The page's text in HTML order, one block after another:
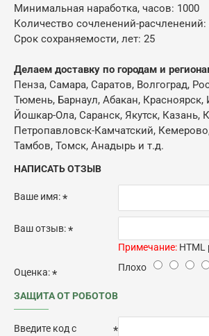
Минимальная наработка, часов: 1000
Количество сочленений-расчленений:
Срок сохраняемости, лет: 25
Делаем доставку по городам и
Пенза, Самара, Саратов, Волгоград,
Тюмень, Барнаул, Абакан,
Йошкар-Ола, Саранск, Якутск,
Петропавловск-Камчатский,
Тамбов, Томск, Анадырь и т.д.
НАПИСАТЬ ОТЗЫВ
Ваше имя:
Ваш отзыв:
Примечание: HTML
Оценка: Плохо
ЗАЩИТА ОТ РОБОТОВ
Введите код с